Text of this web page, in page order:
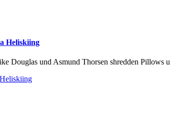
Heliskiing
Douglas und Asmund Thorsen shredden Pillows